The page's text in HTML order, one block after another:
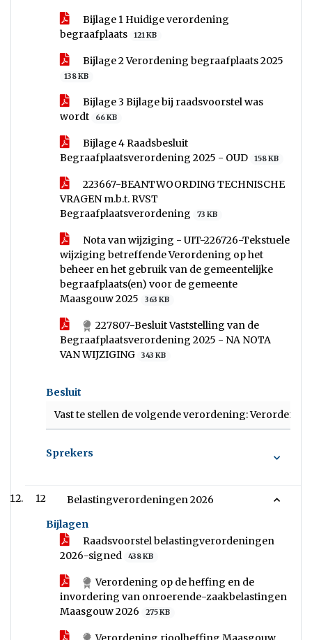
Bijlage 1 Huidige verordening
begraafplaats
121 KB
Bijlage 2 Verordening begraafplaats 2025
138 KB
Bijlage 3 Bijlage bij raadsvoorstel was
wordt
66 KB
Bijlage 4 Raadsbesluit
Begraafplaatsverordening 2025 - OUD
158 KB
223667-BEANTWOORDING TECHNISCHE
VRAGEN m.b.t. RVST
Begraafplaatsverordening
73 KB
Nota van wijziging - UIT-226726-Tekstuele
wijziging betreffende Verordening op het
beheer en het gebruik van de gemeentelijke
begraafplaats(en) voor de gemeente
Maasgouw 2025
363 KB
227807-Besluit Vaststelling van de
Begraafplaatsverordening 2025 - NA NOTA
VAN WIJZIGING
343 KB
Besluit
Vast te stellen de volgende verordening:
Sprekers
12
Belastingverordeningen 2026
Bijlagen
Raadsvoorstel belastingverordeningen
2026-signed
438 KB
Verordening op de heffing en de
invordering van onroerende-zaakbelastingen
Maasgouw 2026
275 KB